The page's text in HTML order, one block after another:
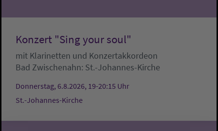
Konzert "Sing your soul"
mit Klarinetten und Konzertakkordeon
Bad Zwischenahn: St.-Johannes-Kirche
Donnerstag, 6.8.2026, 19-20:15 Uhr
St.-Johannes-Kirche